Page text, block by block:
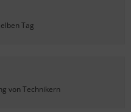
Tag
von Technikern